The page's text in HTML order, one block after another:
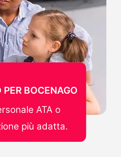
BOCENAGO
ATA o
più adatta.